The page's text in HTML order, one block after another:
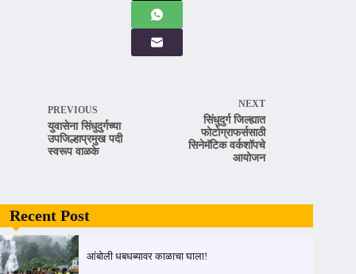
PREVIOUS
युवासेना सिंधुदुर्गच्या
उपजिल्हाप्रमुख पदी
स्वरूप वाळके
NEXT
सिंधुदुर्ग जिल्ह्यात
फोटोग्राफर्ससाठी
सिनेमॅटिक वर्कशॉपचे
आयोजन
Recent Post
आंबोली धबधब्यावर काळाचा घाला!